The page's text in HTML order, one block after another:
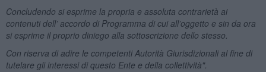
Concludendo si esprime la propria e assoluta contrarietà ai
contenuti dell’ accordo di Programma di cui all’oggetto e sin da ora
si esprime il proprio diniego alla sottoscrizione dello stesso.
Con riserva di adire le competenti Autorità Giurisdizionali al fine di
tutelare gli interessi di questo Ente e della collettività".